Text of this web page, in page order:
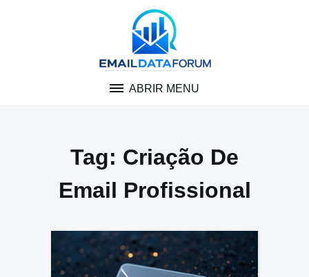
ABRIR MENU
Tag: Criação De
Email Profissional